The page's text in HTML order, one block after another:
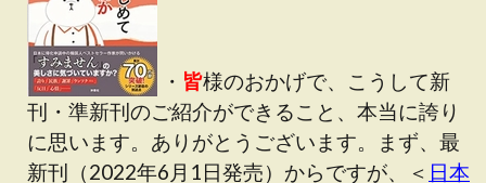
・ 皆様のおかげで、こうして新
刊・準新刊のご紹介ができること、本当に誇り
に思います。ありがとうございます。まず、最
新刊（2022年6月1日発売）からですが、＜ 日本